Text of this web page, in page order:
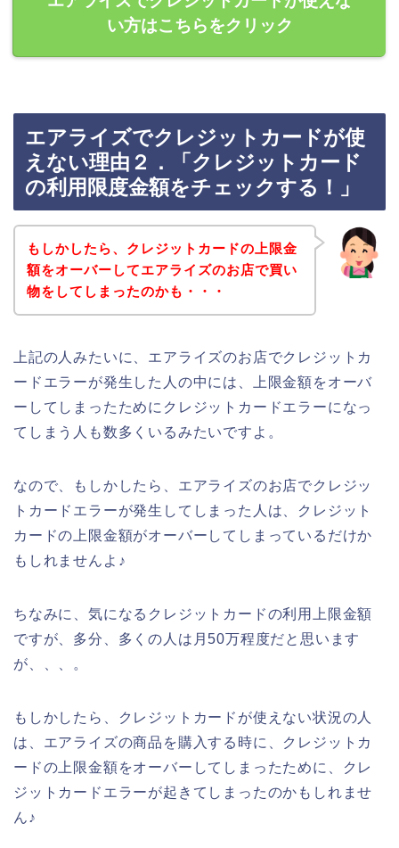
い方はこちらをクリック
エアライズでクレジットカードが使
えない理由２．「クレジットカード
の利用限度金額をチェックする！」
もしかしたら、クレジットカードの上限金
額をオーバーしてエアライズのお店で買い
物をしてしまったのかも・・・
上記の人みたいに、エアライズのお店でクレジットカ
ードエラーが発生した人の中には、上限金額をオーバ
ーしてしまったためにクレジットカードエラーになっ
てしまう人も数多くいるみたいですよ。
なので、もしかしたら、エアライズのお店でクレジッ
トカードエラーが発生してしまった人は、クレジット
カードの上限金額がオーバーしてしまっているだけか
もしれませんよ♪
ちなみに、気になるクレジットカードの利用上限金額
ですが、多分、多くの人は月50万程度だと思います
が、、、。
もしかしたら、クレジットカードが使えない状況の人
は、エアライズの商品を購入する時に、クレジットカ
ードの上限金額をオーバーしてしまったために、クレ
ジットカードエラーが起きてしまったのかもしれませ
ん♪